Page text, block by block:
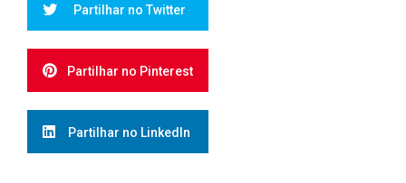
Partilhar no Twitter
Partilhar no Pinterest
Partilhar no LinkedIn